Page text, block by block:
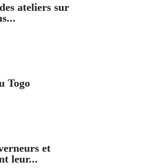
ateliers sur
Togo
et
leur...